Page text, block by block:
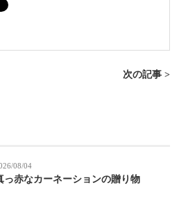
次の記事 >
08/04
っ赤なカーネーションの贈り物